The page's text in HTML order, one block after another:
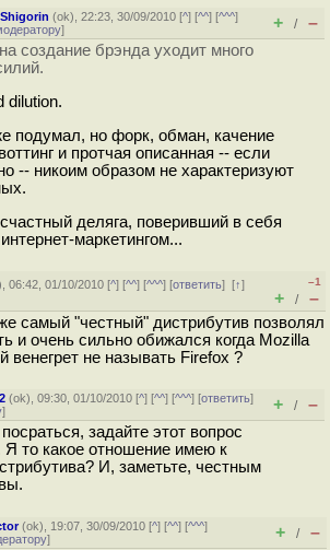
(ok), 22:23, 30/09/2010 [^] [^^] [^^^]
] + / –
создание брэнда уходит много
dilution.
подумал, но форк, обман, качение
и протчая описанная -- если
-- никоим образом не характеризуют
деляга, поверивший в себя
маркетингом...
06:42, 01/10/2010 [^] [^^] [^^^] [ответить][↑]
–1
+ / –
самый "честный" дистрибутив позволял
и очень сильно обижался когда Mozilla
венегрет не называть Firefox ?
(ok), 09:30, 01/10/2010 [^] [^^] [^^^] [ответить]
] + / –
задайте этот вопрос
Я то какое отношение имею к
И, заметьте, честным
(ok), 19:07, 30/09/2010 [^] [^^] [^^^]
] + / –